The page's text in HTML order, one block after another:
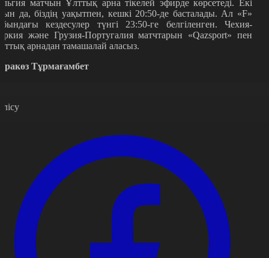
матчын Ұлттық арна тікелей эфирде көрсетеді. Екі
да, біздің уақытпен, кешкі 20:50-де басталады. Ал «F»
кездесулер түнгі 23:50-ге белгіленген. Чехия-
және Грузия-Португалия матчтарын «Qazsport» пен
арнадан тамашалай аласыз.
Тұрмағамбет